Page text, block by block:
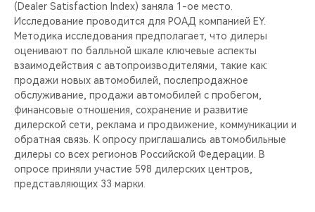
(Dealer Satisfaction Index) заняла 1-ое место.
Исследование проводится для РОАД компанией EY.
Методика исследования предполагает, что дилеры
оценивают по балльной шкале ключевые аспекты
взаимодействия с автопроизводителями, такие как:
продажи новых автомобилей, послепродажное
обслуживание, продажи автомобилей с пробегом,
финансовые отношения, сохранение и развитие
дилерской сети, реклама и продвижение, коммуникации и
обратная связь. К опросу приглашались автомобильные
дилеры со всех регионов Российской Федерации. В
опросе приняли участие 598 дилерских центров,
представляющих 33 марки.